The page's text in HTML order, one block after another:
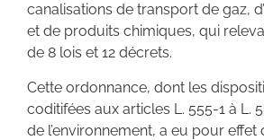
canalisations de transport de gaz,
et de produits chimiques, qui
de 8 lois et 12 décrets.
Cette ordonnance, dont les
coditifées aux articles L. 555-1 à L.
de l’environnement, a eu pour effet